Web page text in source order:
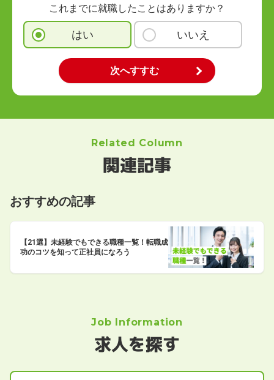
これまでに就職したことはありますか？
はい いいえ
Related Column
関連記事
おすすめの記事
【21選】未経験でもできる職種一覧！転職成
功のコツを知って正社員になろう
Job Information
求人を探す